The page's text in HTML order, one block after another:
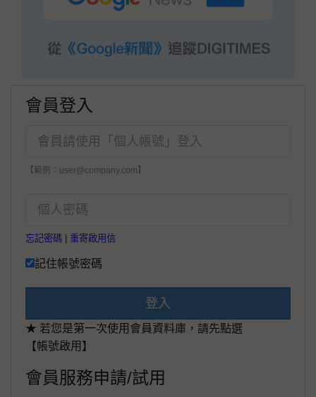
會員登入
【範例：user@company.com】
忘記密碼 重寄啟用信
記住帳號密碼
登入
★ 若您是第一次使用會員資料庫，請先點選
【帳號啟用】
會員服務申請/試用